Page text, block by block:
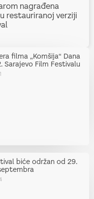
nagrađena
restauriranoj verziji
filma „Komšija“ Dana
Sarajevo Film Festivalu
biće održan od 29.